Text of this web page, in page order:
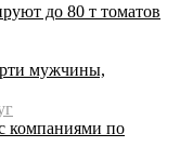
до 80 т томатов
мужчины,
компаниями по